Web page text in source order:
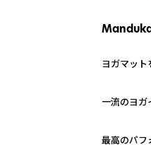
ヨガマット
一流のヨ
最高のパフ